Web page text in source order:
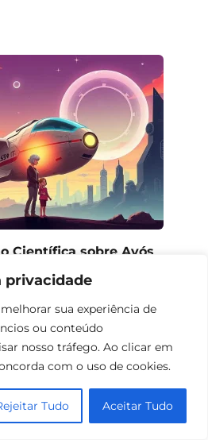
privacidade
sua experiência de
ou conteúdo
nosso tráfego. Ao clicar em
com o uso de cookies.
Tudo Aceitar Tudo
Científica sobre Avós